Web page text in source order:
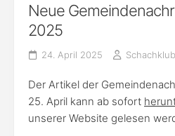
Neue
2025
24. April 2025
Der Artikel der
25. April kann ab sofort
unserer Website gelesen